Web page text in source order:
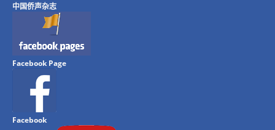
中国侨声杂志
Facebook Page
Facebook